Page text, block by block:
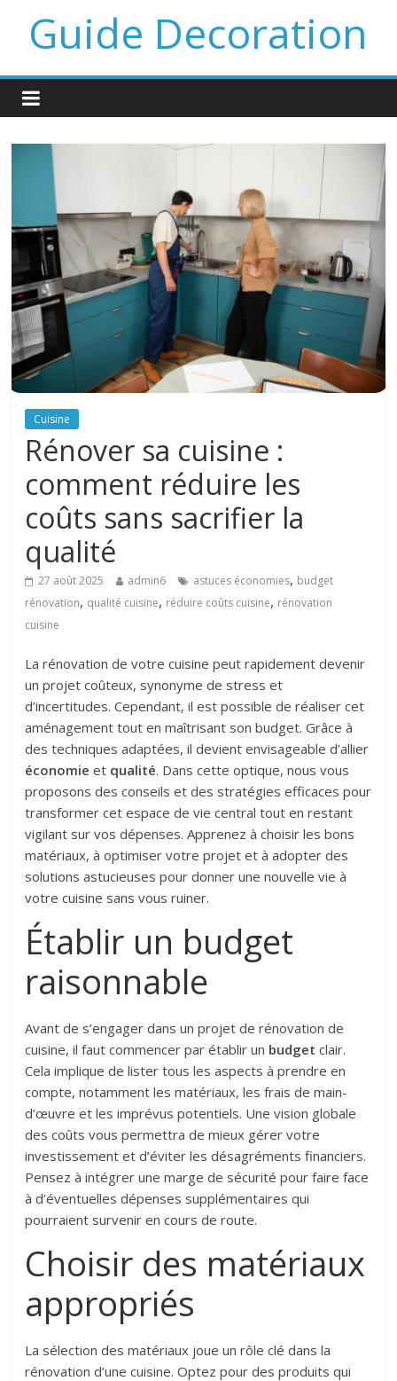
Guide Decoration
Cuisine
Rénover sa cuisine :
comment réduire les
coûts sans sacrifier la
qualité
27 août 2025 admin6 astuces économies, budget
rénovation, qualité cuisine, réduire coûts cuisine, rénovation
cuisine
La rénovation de votre cuisine peut rapidement devenir
un projet coûteux, synonyme de stress et
d’incertitudes. Cependant, il est possible de réaliser cet
aménagement tout en maîtrisant son budget. Grâce à
des techniques adaptées, il devient envisageable d’allier
économie et qualité. Dans cette optique, nous vous
proposons des conseils et des stratégies efficaces pour
transformer cet espace de vie central tout en restant
vigilant sur vos dépenses. Apprenez à choisir les bons
matériaux, à optimiser votre projet et à adopter des
solutions astucieuses pour donner une nouvelle vie à
votre cuisine sans vous ruiner.
Établir un budget
raisonnable
Avant de s’engager dans un projet de rénovation de
cuisine, il faut commencer par établir un budget clair.
Cela implique de lister tous les aspects à prendre en
compte, notamment les matériaux, les frais de main-
d’œuvre et les imprévus potentiels. Une vision globale
des coûts vous permettra de mieux gérer votre
investissement et d’éviter les désagréments financiers.
Pensez à intégrer une marge de sécurité pour faire face
à d’éventuelles dépenses supplémentaires qui
pourraient survenir en cours de route.
Choisir des matériaux
appropriés
La sélection des matériaux joue un rôle clé dans la
rénovation d’une cuisine. Optez pour des produits qui